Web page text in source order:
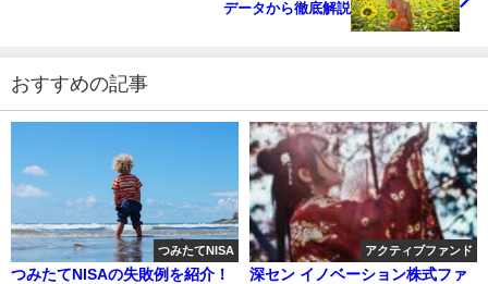
データから徹底解説
おすすめの記事
つみたてNISA
つみたてNISAの失敗例を紹介！
アクティブファンド
深セン イノベーション株式ファ